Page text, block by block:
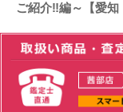
ご紹介‼編～【愛知